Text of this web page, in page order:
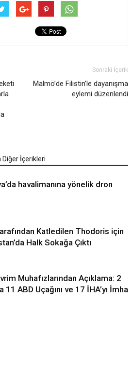
Sonraki İçerik
Malmö’de Filistin’le dayanışma
eylemi düzenlendi
Diğer İçerikleri
havalimanına yönelik dron
Katledilen Thodoris için
Halk Sokağa Çıktı
Muhafızlarından Açıklama: 2
11 ABD Uçağını ve 17 İHA’yı İmha